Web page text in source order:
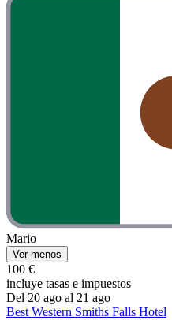
Mario
Ver menos
100 €
incluye tasas e impuestos
Del 20 ago al 21 ago
Best Western Smiths Falls Hotel